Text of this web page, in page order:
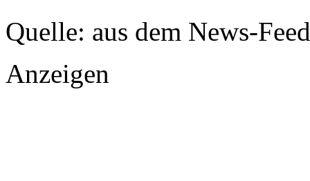
Quelle: aus dem News-
Anzeigen